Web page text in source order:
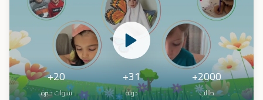
2000+
طالب
31+
دولة
20+
سنوات خبرة